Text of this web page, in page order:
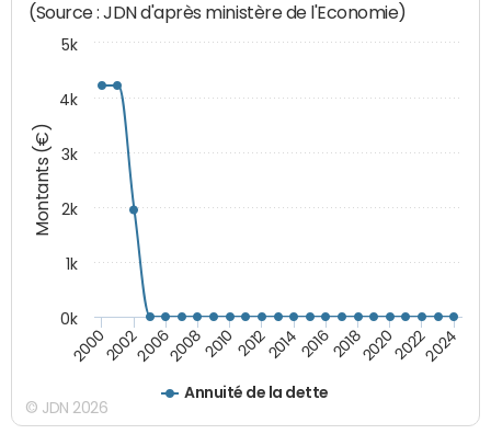
Montants (€)
(Source : JDN d'après ministère de l'Economie)
Annuité de la dette
20002002200620082010 2012201420162018202020222024
0k
1k
2k
3k
4k
5k
© JDN 2026